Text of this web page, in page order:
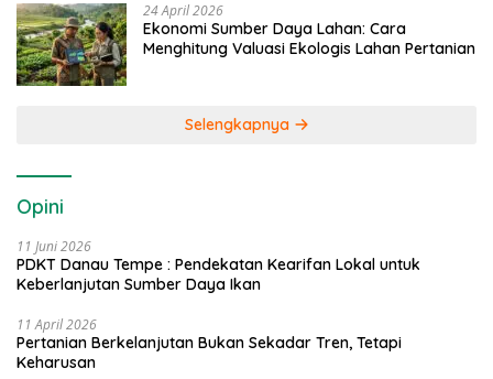
24 April 2026
Ekonomi Sumber Daya Lahan: Cara
Menghitung Valuasi Ekologis Lahan Pertanian
Selengkapnya
Opini
11 Juni 2026
PDKT Danau Tempe : Pendekatan Kearifan Lokal untuk
Keberlanjutan Sumber Daya Ikan
11 April 2026
Pertanian Berkelanjutan Bukan Sekadar Tren, Tetapi
Keharusan